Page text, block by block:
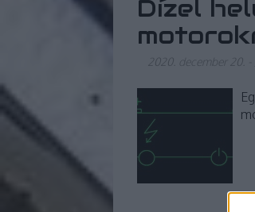
Dízel
2020. december 20.